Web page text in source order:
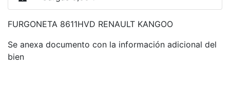
FURGONETA 8611HVD RENAULT KANGOO
Se anexa documento con la información adicional del
bien